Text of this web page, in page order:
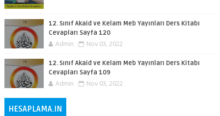
12. Sınıf Akaid ve Kelam Meb Yayınları Ders Kitabı
Cevapları Sayfa 120
Admin Nov 03, 2022
12. Sınıf Akaid ve Kelam Meb Yayınları Ders Kitabı
Cevapları Sayfa 109
Admin Nov 03, 2022
HESAPLAMA.IN